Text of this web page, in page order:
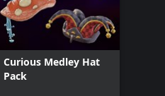
Curious Medley Hat
Pack